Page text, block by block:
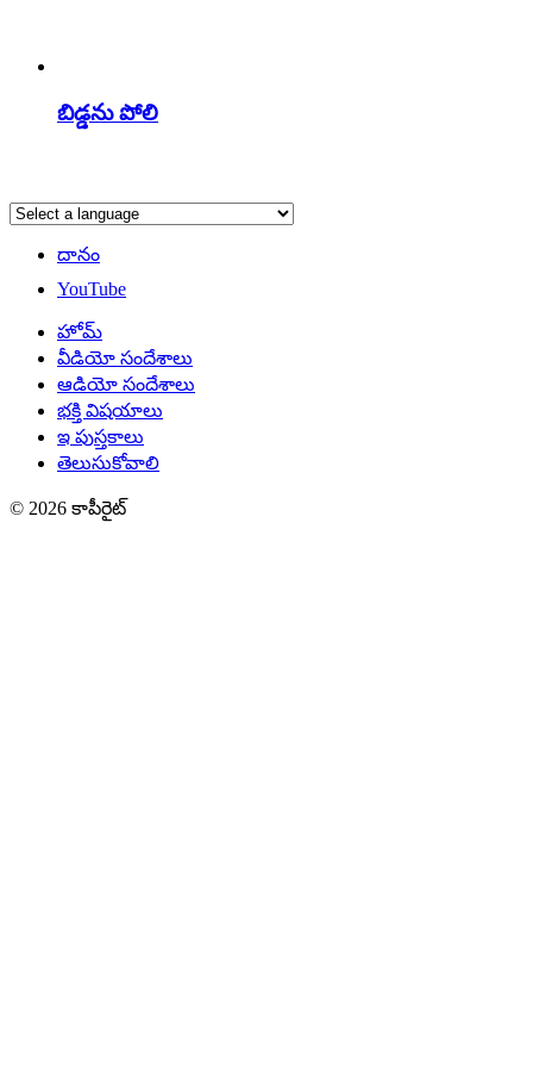
బిడ్డను పోలి
దానం
YouTube
హోమ్
వీడియో సందేశాలు
ఆడియో సందేశాలు
భక్తి విషయాలు
ఇ పుస్తకాలు
తెలుసుకోవాలి
© 2026 కాపీరైట్